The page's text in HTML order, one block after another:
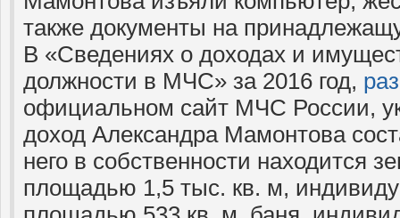
также документы на
В «Сведениях о доходах и
должности в МЧС» за 2016 год,
официальном сайт МЧС России,
доход Александра Мамонтова
него в собственности находится
площадью 1,5 тыс. кв. м,